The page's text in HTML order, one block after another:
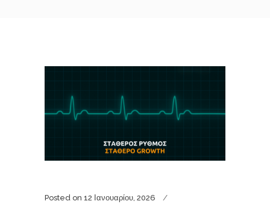
Posted on 12 Ιανουαρίου, 2026